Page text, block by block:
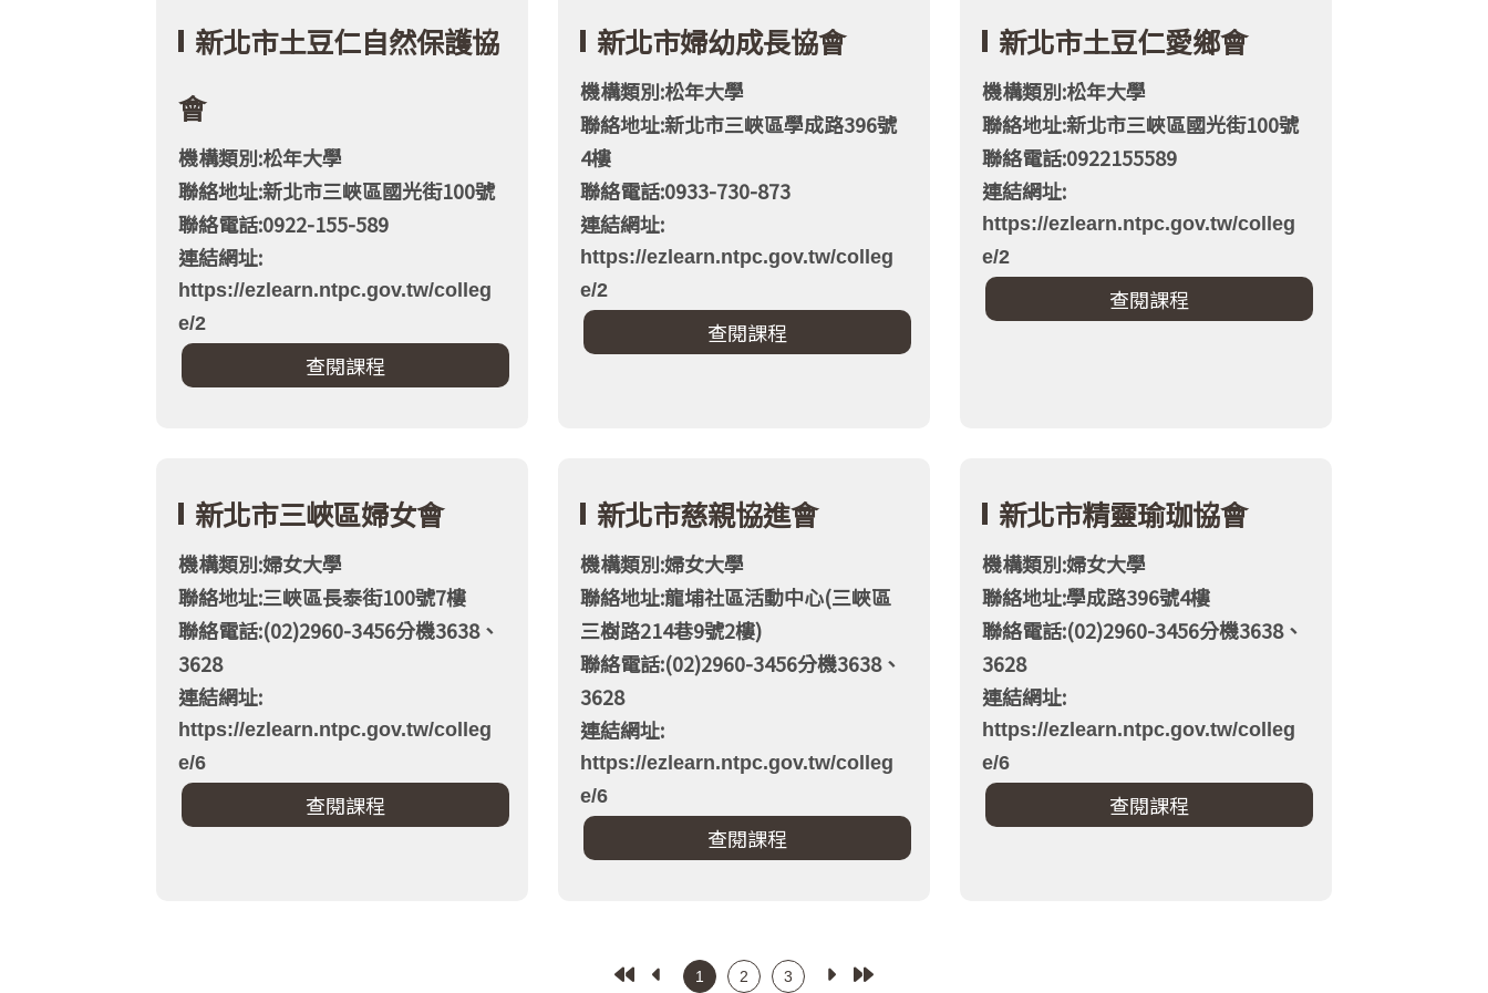
新北市土豆仁自然保護協
會
機構類別:松年大學
聯絡地址:新北市三峽區國光街100號
聯絡電話:0922-155-589
連結網址:
https://ezlearn.ntpc.gov.tw/colleg
e/2
新北市婦幼成長協會
機構類別:松年大學
聯絡地址:新北市三峽區學成路396號
4樓
聯絡電話:0933-730-873
連結網址:
https://ezlearn.ntpc.gov.tw/colleg
e/2
新北市土豆仁愛鄉會
機構類別:松年大學
聯絡地址:新北市三峽區國光街100號
聯絡電話:0922155589
連結網址:
https://ezlearn.ntpc.gov.tw/colleg
e/2
新北市三峽區婦女會
機構類別:婦女大學
聯絡地址:三峽區長泰街100號7樓
聯絡電話:(02)2960-3456分機3638、
3628
連結網址:
https://ezlearn.ntpc.gov.tw/colleg
e/6
新北市慈親協進會
機構類別:婦女大學
聯絡地址:龍埔社區活動中心(三峽區
三樹路214巷9號2樓)
聯絡電話:(02)2960-3456分機3638、
3628
連結網址:
https://ezlearn.ntpc.gov.tw/colleg
e/6
新北市精靈瑜珈協會
機構類別:婦女大學
聯絡地址:學成路396號4樓
聯絡電話:(02)2960-3456分機3638、
3628
連結網址:
https://ezlearn.ntpc.gov.tw/colleg
e/6